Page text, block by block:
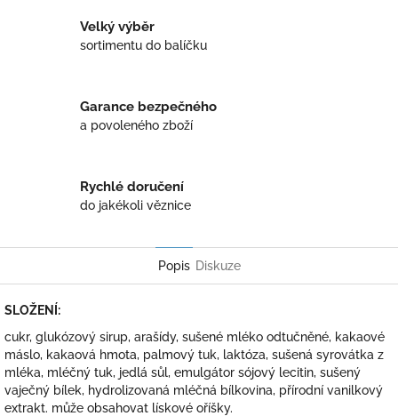
Velký výběr
sortimentu do balíčku
Garance bezpečného
a povoleného zboží
Rychlé doručení
do jakékoli věznice
Popis Diskuze
SLOŽENÍ:
cukr, glukózový sirup, arašídy, sušené mléko odtučněné, kakaové
máslo, kakaová hmota, palmový tuk, laktóza, sušená syrovátka z
mléka, mléčný tuk, jedlá sůl, emulgátor sójový lecitin, sušený
vaječný bílek, hydrolizovaná mléčná bílkovina, přírodní vanilkový
extrakt. může obsahovat lískové oříšky.